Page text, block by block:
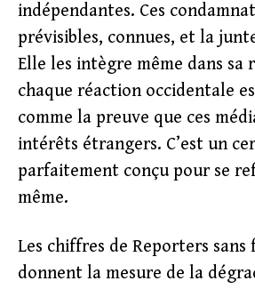
indépendantes. Ces
prévisibles, connues, et la
Elle les intègre même dans sa
chaque réaction occidentale
comme la preuve que ces
intérêts étrangers. C’est un
parfaitement conçu pour se
même.
Les chiffres de Reporters
donnent la mesure de la